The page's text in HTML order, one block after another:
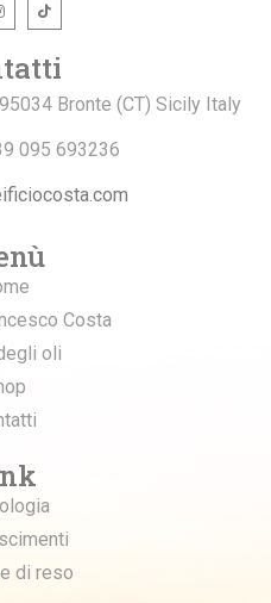
Bronte (CT) Sicily Italy
095 693236
Costa
oli
di reso